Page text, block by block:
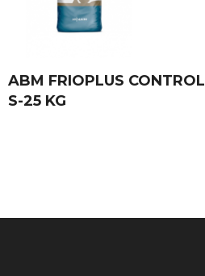
ABM FRIOPLUS CONTROL
S-25 KG